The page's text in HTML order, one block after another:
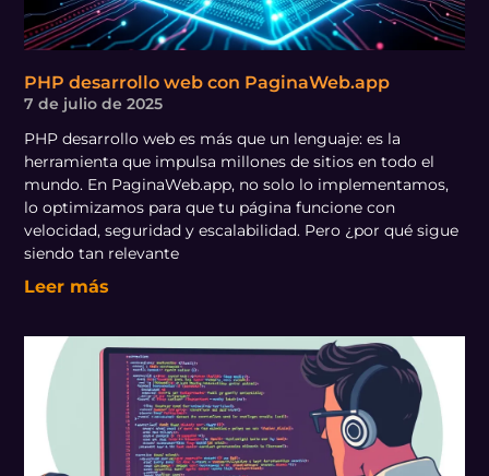
PHP desarrollo web con PaginaWeb.app
7 de julio de 2025
PHP desarrollo web es más que un lenguaje: es la
herramienta que impulsa millones de sitios en todo el
mundo. En PaginaWeb.app, no solo lo implementamos,
lo optimizamos para que tu página funcione con
velocidad, seguridad y escalabilidad. Pero ¿por qué sigue
siendo tan relevante
Leer más